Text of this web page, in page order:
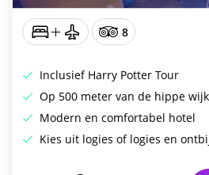
8
Inclusief Harry Potter Tour
Op 500 meter van de hippe
Modern en comfortabel hotel
Kies uit logies of logies en